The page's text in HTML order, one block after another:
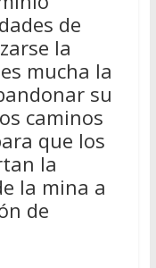
de
la
mucha la
su
caminos
que los
la
la mina a
de